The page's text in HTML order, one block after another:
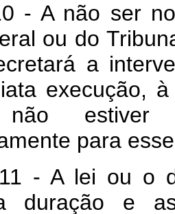
- A não ser
ou do
a
execução,
estiver
para
- A lei ou o
duração e